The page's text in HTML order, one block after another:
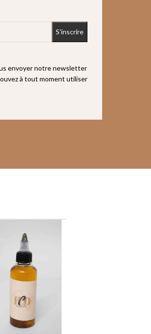
envoyer notre newsletter
à tout moment utiliser